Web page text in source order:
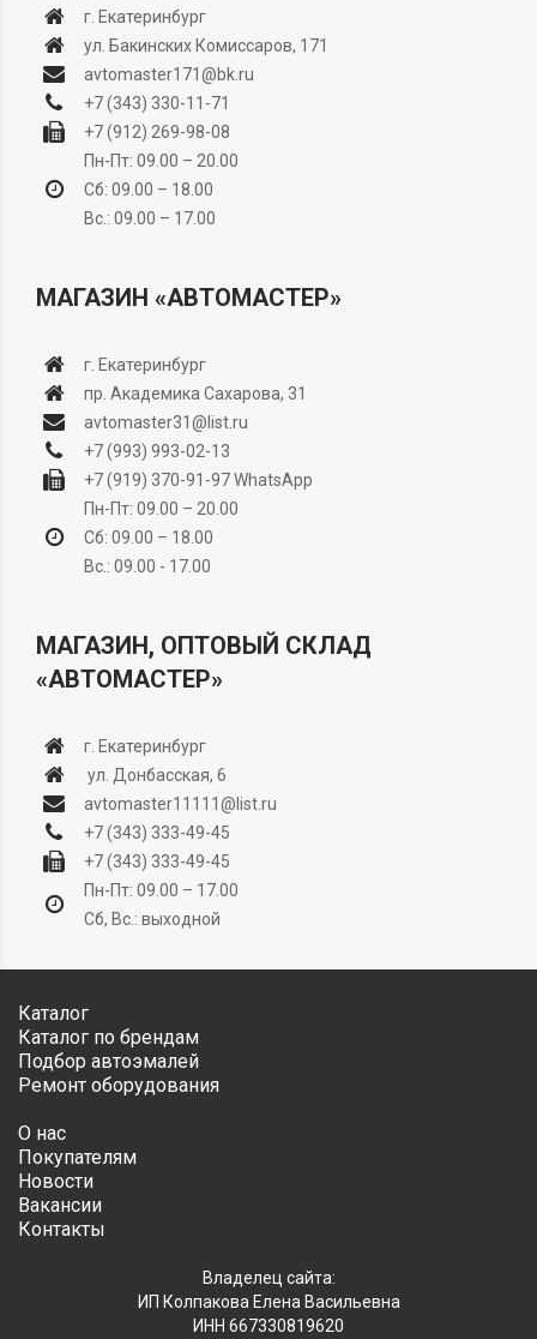
г. Екатеринбург
ул. Бакинских Комиссаров, 171
avtomaster171@bk.ru
+7 (343) 330-11-71
+7 (912) 269-98-08
Пн-Пт: 09.00 – 20.00
Сб: 09.00 – 18.00
Вс.: 09.00 – 17.00
МАГАЗИН «АВТОМАСТЕР»
г. Екатеринбург
пр. Академика Сахарова, 31
avtomaster31@list.ru
+7 (993) 993-02-13
+7 (919) 370-91-97WhatsApp
Пн-Пт: 09.00 – 20.00
Сб: 09.00 – 18.00
Вс.: 09.00 - 17.00
МАГАЗИН, ОПТОВЫЙ СКЛАД
«АВТОМАСТЕР»
г. Екатеринбург
ул. Донбасская, 6
avtomaster11111@list.ru
+7 (343) 333-49-45
+7 (343) 333-49-45
Пн-Пт: 09.00 – 17.00
Сб, Вс.: выходной
Каталог
Каталог по брендам
Подбор автоэмалей
Ремонт оборудования
О нас
Покупателям
Новости
Вакансии
Контакты
Владелец сайта:
ИП Колпакова Елена Васильевна
ИНН 667330819620